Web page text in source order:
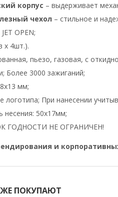
корпус – выдерживает
чехол – стильное и
OPEN;
х 4шт.).
пьезо, газовая, с
Более 3000 зажиганий;
мм;
логотипа; При нанесении
несения: 50х17мм;
ГОДНОСТИ НЕ ОГРАНИЧЕН!
и
ПОКУПАЮТ